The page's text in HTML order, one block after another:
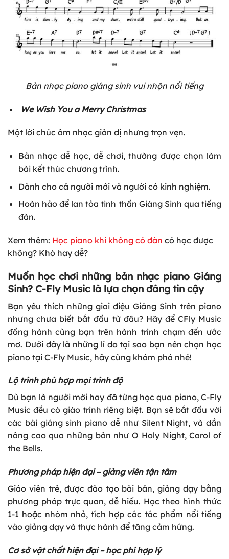
Bản nhạc piano giáng sinh vui nhộn nổi tiếng
We Wish You a Merry Christmas
Một lời chúc âm nhạc giản dị nhưng trọn vẹn.
Bản nhạc dễ học, dễ chơi, thường được chọn làm
bài kết thúc chương trình.
Dành cho cả người mới và người có kinh nghiệm.
Hoàn hảo để lan tỏa tinh thần Giáng Sinh qua tiếng
đàn.
Xem thêm: Học piano khi không có đàn có học được
không? Khó hay dễ?
Muốn học chơi những bản nhạc piano Giáng
Sinh? C-Fly Music là lựa chọn đáng tin cậy
Bạn yêu thích những giai điệu Giáng Sinh trên piano
nhưng chưa biết bắt đầu từ đâu? Hãy để CFly Music
đồng hành cùng bạn trên hành trình chạm đến ước
mơ. Dưới đây là những lí do tại sao bạn nên chọn học
piano tại C-Fly Music, hãy cùng khám phá nhé!
Lộ trình phù hợp mọi trình độ
Dù bạn là người mới hay đã từng học qua piano, C-Fly
Music đều có giáo trình riêng biệt. Bạn sẽ bắt đầu với
các bài giáng sinh piano dễ như Silent Night, và dần
nâng cao qua những bản như O Holy Night, Carol of
the Bells.
Phương pháp hiện đại – giảng viên tận tâm
Giáo viên trẻ, được đào tạo bài bản, giảng dạy bằng
phương pháp trực quan, dễ hiểu. Học theo hình thức
1-1 hoặc nhóm nhỏ, tích hợp các tác phẩm nổi tiếng
vào giảng dạy và thực hành để tăng cảm hứng.
Cơ sở vật chất hiện đại – học phí hợp lý